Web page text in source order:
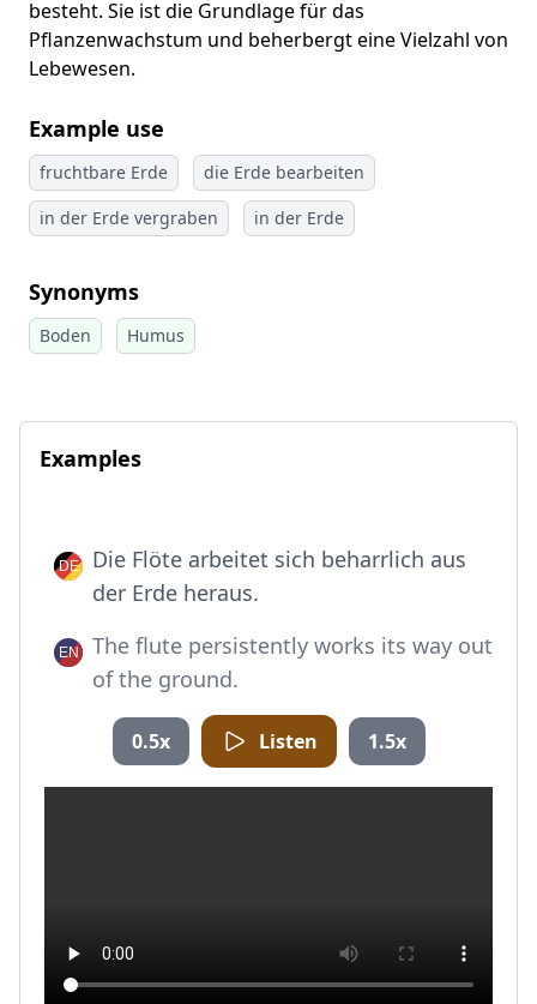
besteht. Sie ist die Grundlage für das
Pflanzenwachstum und beherbergt eine Vielzahl von
Lebewesen.
Example use
fruchtbare Erde
die Erde bearbeiten
in der Erde vergraben
in der Erde
Synonyms
Boden Humus
Examples
Die Flöte arbeitet sich beharrlich aus
der Erde heraus.
The flute persistently works its way out
of the ground.
0.5x Listen 1.5x